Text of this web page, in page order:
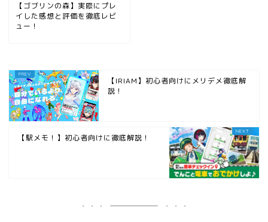
【ゴブリンの森】実際にプレ
イした感想と評価を徹底レビ
ュー！
【IRIAM】初心者向けにメリデメ徹底解
説！
【駅メモ！】初心者向けに徹底解説！